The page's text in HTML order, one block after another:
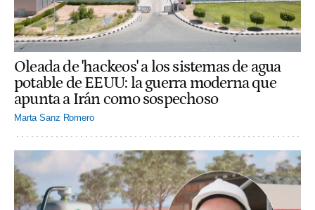
Oleada de 'hackeos' a los sistemas de agua
potable de EEUU: la guerra moderna que
apunta a Irán como sospechoso
Marta Sanz Romero